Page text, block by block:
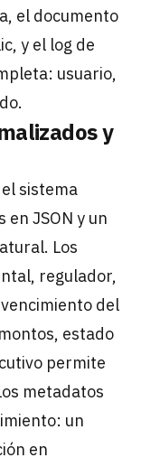
el documento
y el log de
usuario,
y
sistema
JSON y un
Los
regulador,
del
estado
permite
metadatos
un
en